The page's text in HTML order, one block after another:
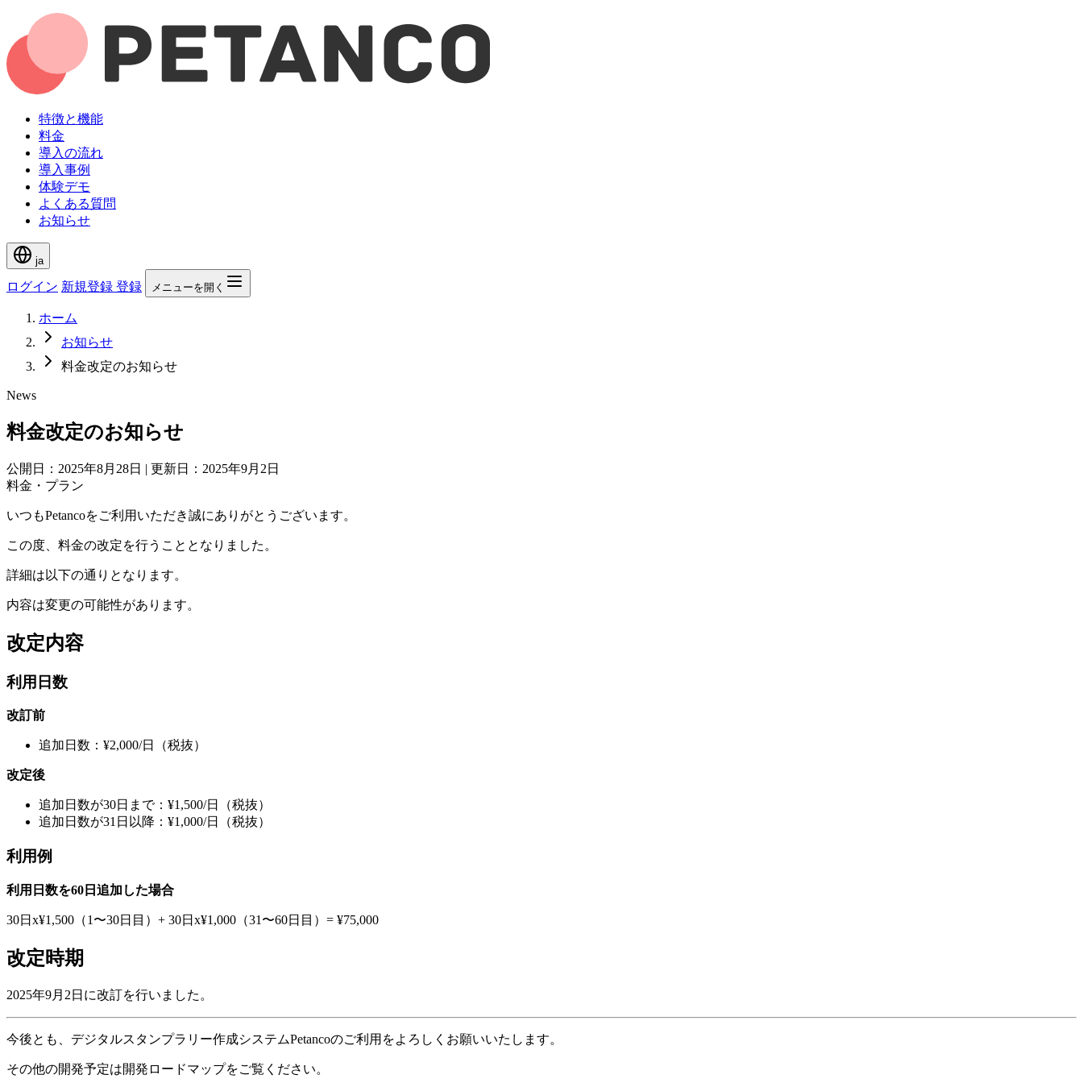
特徴と機能
料金
導入の流れ
導入事例
体験デモ
よくある質問
お知らせ
ja
ログイン 新規登録 登録 メニューを開く
ホーム
お知らせ
料金改定のお知らせ
News
料金改定のお知らせ
公開日：2025年8月28日 | 更新日：2025年9月2日
料金・プラン
いつもPetancoをご利用いただき誠にありがとうございます。
この度、料金の改定を行うこととなりました。
詳細は以下の通りとなります。
内容は変更の可能性があります。
改定内容
利用日数
改訂前
追加日数：¥2,000/日（税抜）
改定後
追加日数が30日まで：¥1,500/日（税抜）
追加日数が31日以降：¥1,000/日（税抜）
利用例
利用日数を60日追加した場合
30日x¥1,500（1〜30日目）+ 30日x¥1,000（31〜60日目）= ¥75,000
改定時期
2025年9月2日に改訂を行いました。
今後とも、デジタルスタンプラリー作成システムPetancoのご利用をよろしくお願いいたします。
その他の開発予定は開発ロードマップをご覧ください。